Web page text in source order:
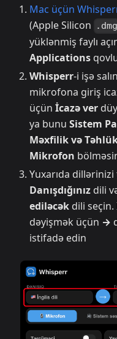
Mac üçün
(Apple Silicon
.dmg
yüklənmiş faylı
Applications
Whisperr-i işə
mikrofona giriş
üçün İcazə ver
ya bunu Sistem
Məxfilik və
Mikrofon
Yuxarıda
Danışdığınız dili
ediləcək dili
dəyişmək üçün →
istifadə edin